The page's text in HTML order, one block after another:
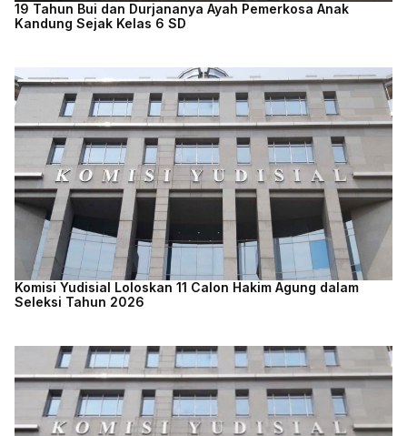
19 Tahun Bui dan Durjananya Ayah Pemerkosa Anak
Kandung Sejak Kelas 6 SD
Komisi Yudisial Loloskan 11 Calon Hakim Agung dalam
Seleksi Tahun 2026